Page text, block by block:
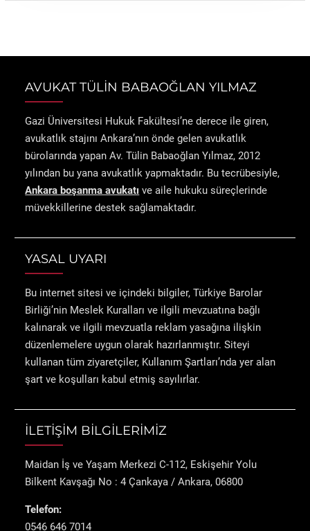
AVUKAT TÜLİN BABAOĞLAN YILMAZ
Gazi Üniversitesi Hukuk Fakültesi’ne derece ile giren,
avukatlık stajını Ankara’nın önde gelen avukatlık
bürolarında yapan Av. Tülin Babaoğlan Yılmaz, 2012
yılından bu yana avukatlık yapmaktadır. Bu tecrübesiyle,
Ankara boşanma avukatı ve aile hukuku süreçlerinde
müvekkillerine destek sağlamaktadır.
YASAL UYARI
Bu internet sitesi ve içindeki bilgiler, Türkiye Barolar
Birliği’nin Meslek Kuralları ve ilgili mevzuatına bağlı
kalınarak ve ilgili mevzuatla reklam yasağına ilişkin
düzenlemelere uygun olarak hazırlanmıştır. Siteyi
kullanan tüm ziyaretçiler, Kullanım Şartları’nda yer alan
şart ve koşulları kabul etmiş sayılırlar.
İLETİŞİM BİLGİLERİMİZ
Maidan İş ve Yaşam Merkezi C-112, Eskişehir Yolu
Bilkent Kavşağı No : 4 Çankaya / Ankara, 06800
Telefon:
0546 646 7014